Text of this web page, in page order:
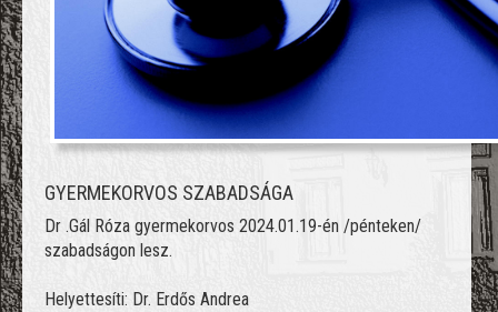
GYERMEKORVOS SZABADSÁGA
Dr .Gál Róza gyermekorvos 2024.01.19-én /pénteken/
szabadságon lesz.
Helyettesíti: Dr. Erdős Andrea